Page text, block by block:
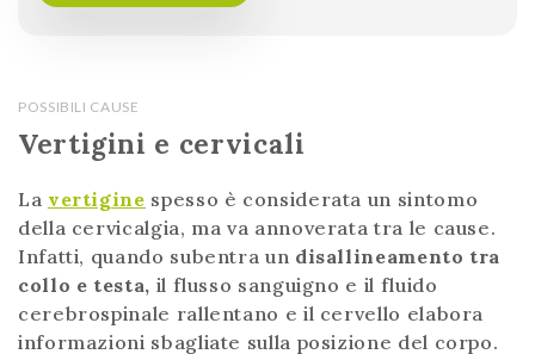
POSSIBILI CAUSE
Vertigini e cervicali
La vertigine spesso è considerata un sintomo
della cervicalgia, ma va annoverata tra le cause.
Infatti, quando subentra un disallineamento tra
collo e testa, il flusso sanguigno e il fluido
cerebrospinale rallentano e il cervello elabora
informazioni sbagliate sulla posizione del corpo.